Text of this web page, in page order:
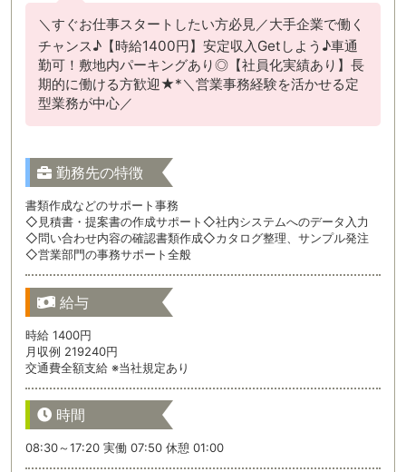
＼すぐお仕事スタートしたい方必見／大手企業で働く
チャンス♪【時給1400円】安定収入Getしよう♪車通
勤可！敷地内パーキングあり◎【社員化実績あり】長
期的に働ける方歓迎★*＼営業事務経験を活かせる定
型業務が中心／
勤務先の特徴
書類作成などのサポート事務
◇見積書・提案書の作成サポート◇社内システムへのデータ入力
◇問い合わせ内容の確認書類作成◇カタログ整理、サンプル発注
◇営業部門の事務サポート全般
給与
時給 1400円
月収例 219240円
交通費全額支給 ※当社規定あり
時間
08:30～17:20 実働 07:50 休憩 01:00